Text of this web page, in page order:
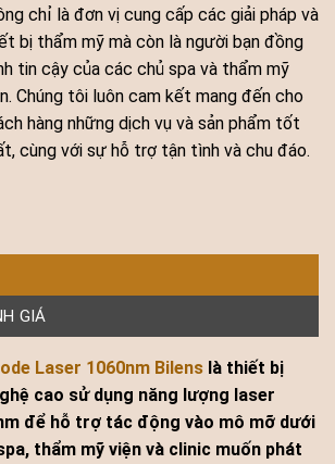
chỉ là đơn vị cung cấp các giải pháp và
bị thẩm mỹ mà còn là người bạn đồng
tin cậy của các chủ spa và thẩm mỹ
Chúng tôi luôn cam kết mang đến cho
hàng những dịch vụ và sản phẩm tốt
cùng với sự hỗ trợ tận tình và chu đáo.
GIÁ
Laser 1060nm Bilens là thiết bị
cao sử dụng năng lượng laser
để hỗ trợ tác động vào mô mỡ dưới
thẩm mỹ viện và clinic muốn phát